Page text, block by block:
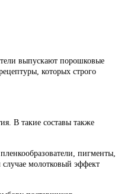
выпускают порошковые
которых строго
В такие составы также
пигменты,
молотковый эффект